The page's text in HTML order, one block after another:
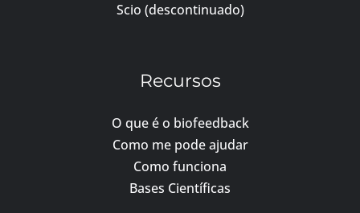
Scio (descontinuado)
Recursos
O que é o biofeedback
Como me pode ajudar
Como funciona
Bases Científicas